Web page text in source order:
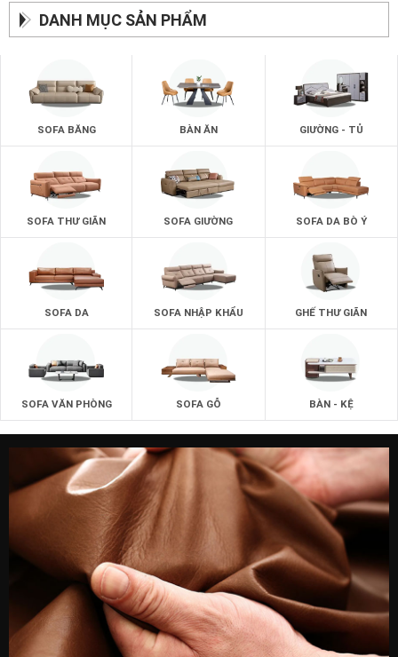
DANH MỤC SẢN PHẨM
SOFA BĂNG BÀN ĂN GIƯỜNG - TỦ
SOFA THƯ GIÃN SOFA GIƯỜNG SOFA DA BÒ Ý
SOFA DA SOFA NHẬP KHẨU GHẾ THƯ GIÃN
SOFA VĂN PHÒNG SOFA GỖ BÀN - KỆ